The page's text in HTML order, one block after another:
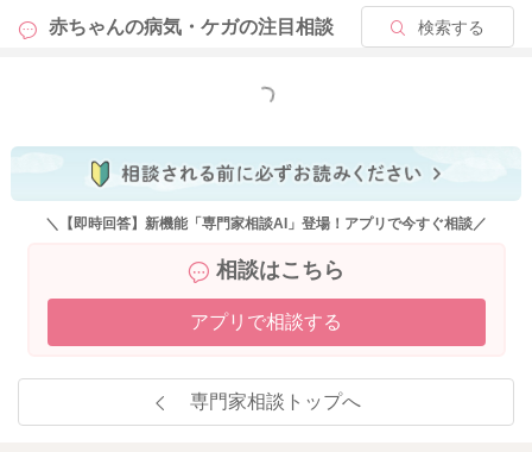
赤ちゃんの病気・ケガの注目相談 検索する
もっと見る
＼【即時回答】新機能「専門家相談AI」登場！アプリで今すぐ相談／
相談はこちら
アプリで相談する
専門家相談トップへ